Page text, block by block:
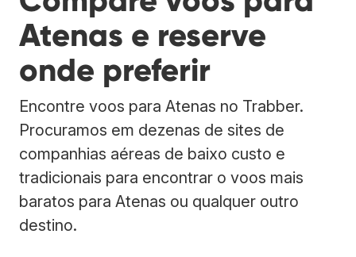
Atenas e reserve
onde preferir
Encontre voos para Atenas no Trabber.
Procuramos em dezenas de sites de
companhias aéreas de baixo custo e
tradicionais para encontrar o voos mais
baratos para Atenas ou qualquer outro
destino.